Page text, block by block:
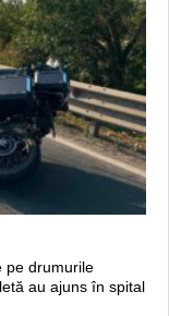
pe drumurile
au ajuns în spital